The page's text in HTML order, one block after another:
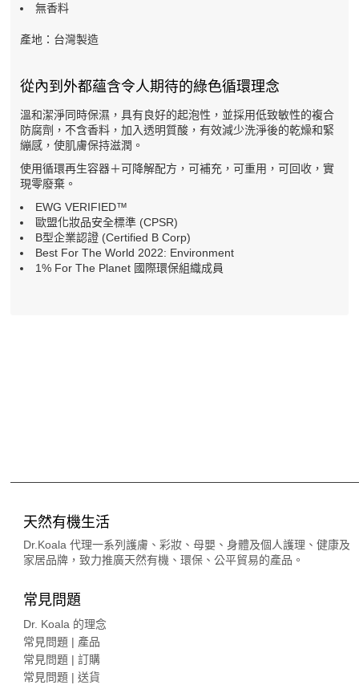
無香料
產地：台灣製造
從內到外都蘊含令人期待的綠色循環理念
溫和潔淨同時保濕，具有良好的起泡性，並採用低致敏性的複合
防腐劑，不含香料，加入透明質酸，有效減少洗淨後的乾燥和緊
繃感，使肌膚保持滋潤。
使用循環再生容器＋可降解配方，可補充，可重用，可回收，實
現零廢棄。
EWG VERIFIED™
歐盟化妝品安全標準 (CPSR)
B型企業認證 (Certified B Corp)
Best For The World 2022: Environment
1% For The Planet 國際環保組織成員
天然有機生活
Dr.Koala 代理一系列護膚、彩妝、母嬰、身體及個人護理、健康及
家居品牌，致力推廣天然有機、環保、公平貿易的產品。
常見問題
Dr. Koala 的理念
常見問題 | 產品
常見問題 | 訂購
常見問題 | 送貨